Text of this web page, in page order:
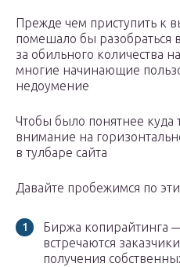
Прежде чем приступить к
помешало бы разобраться
за обильного количества
многие начинающие
недоумение
Чтобы было понятнее куда
внимание на
в тулбаре сайта
Давайте пробежимся по
Биржа копирайтинга
встречаются
получения